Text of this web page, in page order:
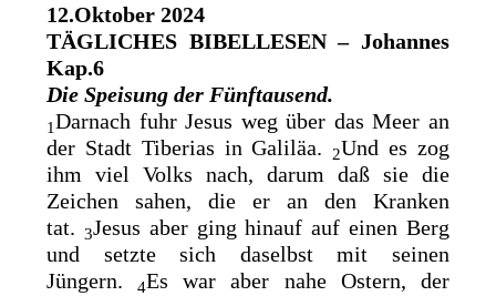
12.Oktober 2024
TÄGLICHES BIBELLESEN – Johannes
Kap.6
Die Speisung der Fünftausend.
1Darnach fuhr Jesus weg über das Meer an
der Stadt Tiberias in Galiläa.
2Und es zog
ihm viel Volks nach, darum daß sie die
Zeichen sahen, die er an den Kranken
tat. 3Jesus aber ging hinauf auf einen Berg
und setzte sich daselbst mit seinen
Jüngern.
4Es war aber nahe Ostern, der